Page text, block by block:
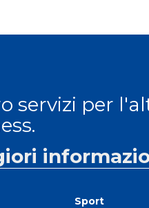
servizi per
Sport